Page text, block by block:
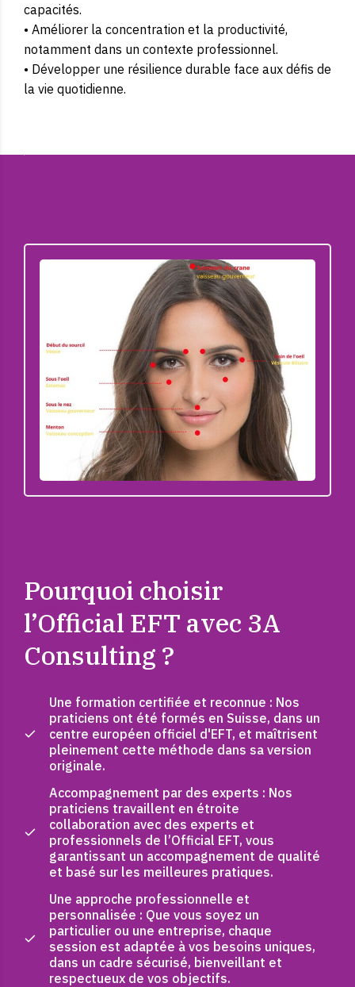
capacités.
• Améliorer la concentration et la productivité,
notamment dans un contexte professionnel.
• Développer une résilience durable face aux défis de
la vie quotidienne.
Pourquoi choisir
l’Official EFT avec 3A
Consulting ?
Une formation certifiée et reconnue : Nos
praticiens ont été formés en Suisse, dans un
centre européen officiel d'EFT, et maîtrisent
pleinement cette méthode dans sa version
originale.
Accompagnement par des experts : Nos
praticiens travaillent en étroite
collaboration avec des experts et
professionnels de l’Official EFT, vous
garantissant un accompagnement de qualité
et basé sur les meilleures pratiques.
Une approche professionnelle et
personnalisée : Que vous soyez un
particulier ou une entreprise, chaque
session est adaptée à vos besoins uniques,
dans un cadre sécurisé, bienveillant et
respectueux de vos objectifs.